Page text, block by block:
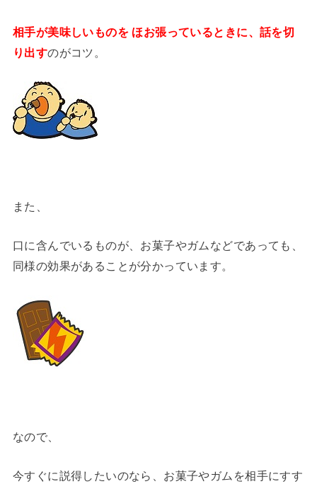
相手が美味しいものを ほお張っているときに、話を切
り出すのがコツ。
また、
口に含んでいるものが、お菓子やガムなどであっても、
同様の効果があることが分かっています。
なので、
今すぐに説得したいのなら、お菓子やガムを相手にすす